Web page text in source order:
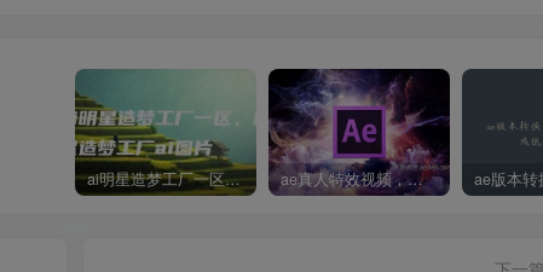
ai明星造梦工厂一区，明星造梦工厂ai图片 ae真人特效视频，大学生第一次做ppt怎么做